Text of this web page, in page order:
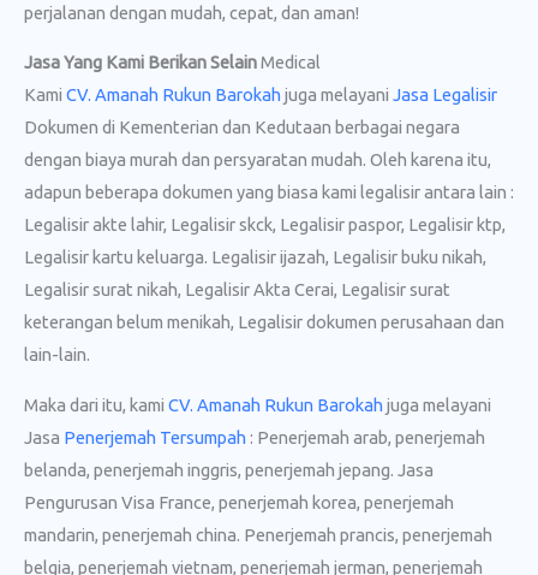
perjalanan dengan mudah, cepat, dan aman!
Jasa Yang Kami Berikan SelainMedical
Kami CV. Amanah Rukun Barokah juga melayani Jasa Legalisir
Dokumen di Kementerian dan Kedutaan berbagai negara
dengan biaya murah dan persyaratan mudah. Oleh karena itu,
adapun beberapa dokumen yang biasa kami legalisir antara lain :
Legalisir akte lahir, Legalisir skck, Legalisir paspor, Legalisir ktp,
Legalisir kartu keluarga. Legalisir ijazah, Legalisir buku nikah,
Legalisir surat nikah, Legalisir Akta Cerai, Legalisir surat
keterangan belum menikah, Legalisir dokumen perusahaan dan
lain-lain.
Maka dari itu, kami CV. Amanah Rukun Barokah juga melayani
Jasa Penerjemah Tersumpah : Penerjemah arab, penerjemah
belanda, penerjemah inggris, penerjemah jepang. Jasa
Pengurusan Visa France, penerjemah korea, penerjemah
mandarin, penerjemah china. Penerjemah prancis, penerjemah
belgia, penerjemah vietnam, penerjemah jerman, penerjemah